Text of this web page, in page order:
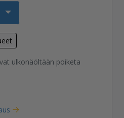
ulkonäöltään poiketa